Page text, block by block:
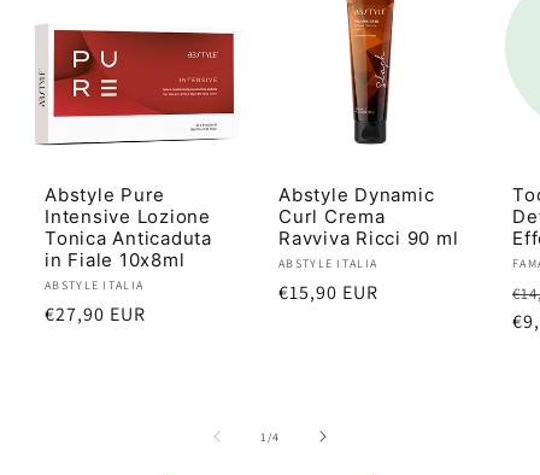
Abstyle Pure
Intensive Lozione
Tonica Anticaduta
in Fiale 10x8ml
Produttore:
ABSTYLE ITALIA
Prezzo
€27,90 EUR
Abstyle Dynamic
Curl Crema
Ravviva Ricci 90 ml
Produttore:
ABSTYLE ITALIA
Prezzo
€15,90 EUR
di
1/su
4